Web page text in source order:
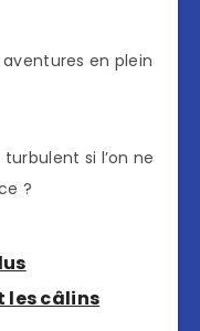
en plein
si l’on ne
?
les câlins